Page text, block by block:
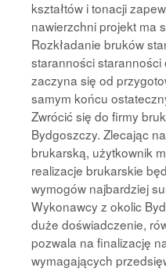
kształtów i tonacji
nawierzchni projekt ma
Rozkładanie bruków
staranności staranności
zaczyna się od
samym końcu
Zwrócić się do firmy
Bydgoszczy. Zlecając
brukarską, użytkownik
realizacje brukarskie
wymogów najbardziej
Wykonawcy z okolic
duże doświadczenie,
pozwala na finalizację
wymagających